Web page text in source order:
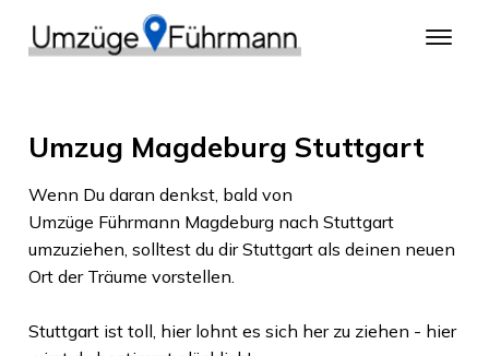
Umzug Magdeburg Stuttgart
Wenn Du daran denkst, bald von
Umzüge Führmann Magdeburgnach Stuttgart
umzuziehen, solltest du dirStuttgartals deinen neuen
Ort der Träume vorstellen.
Stuttgartist toll, hier lohnt es sich her zu ziehen - hier